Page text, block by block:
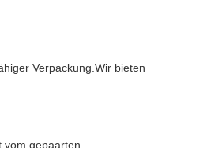
Verpackung.Wir bieten
vom gepaarten